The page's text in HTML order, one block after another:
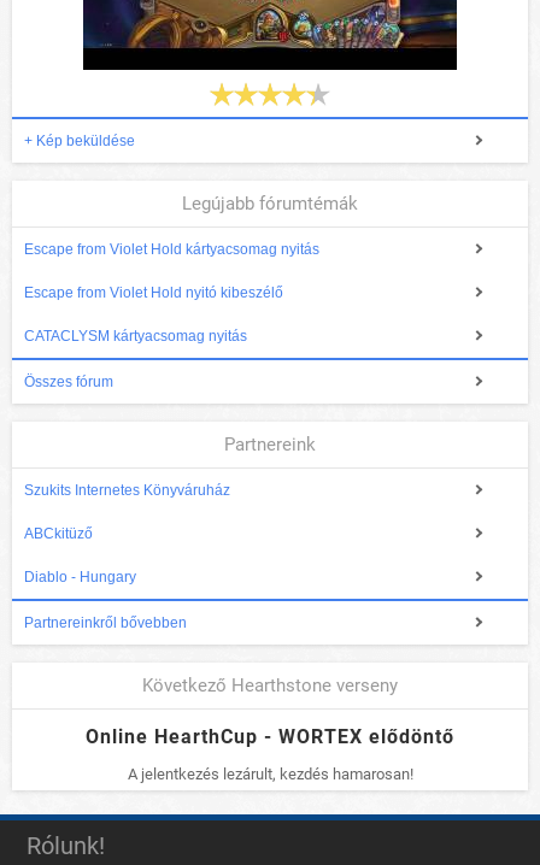
+ Kép beküldése
Legújabb fórumtémák
Escape from Violet Hold kártyacsomag nyitás
Escape from Violet Hold nyitó kibeszélő
CATACLYSM kártyacsomag nyitás
Összes fórum
Partnereink
Szukits Internetes Könyváruház
ABCkitüző
Diablo - Hungary
Partnereinkről bővebben
Következő Hearthstone verseny
Online HearthCup - WORTEX elődöntő
A jelentkezés lezárult, kezdés hamarosan!
Rólunk!